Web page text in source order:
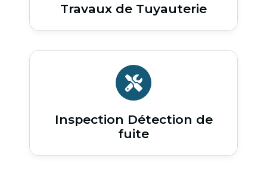
Travaux de Tuyauterie
Inspection Détection de
fuite